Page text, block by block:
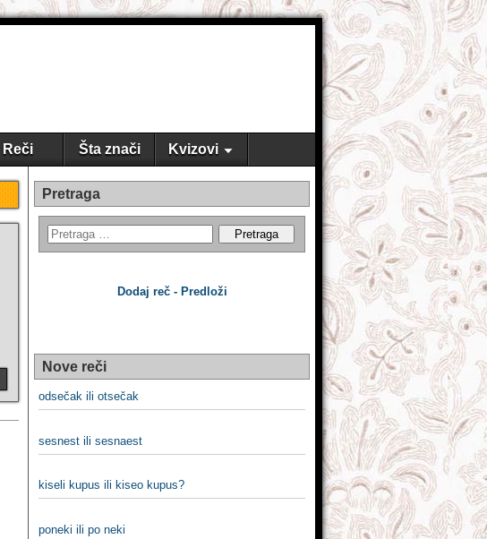
Reči Šta znači Kvizovi
Pretraga
Dodaj reč - Predloži
Nove reči
odsečak ili otsečak
sesnest ili sesnaest
kiseli kupus ili kiseo kupus?
poneki ili po neki